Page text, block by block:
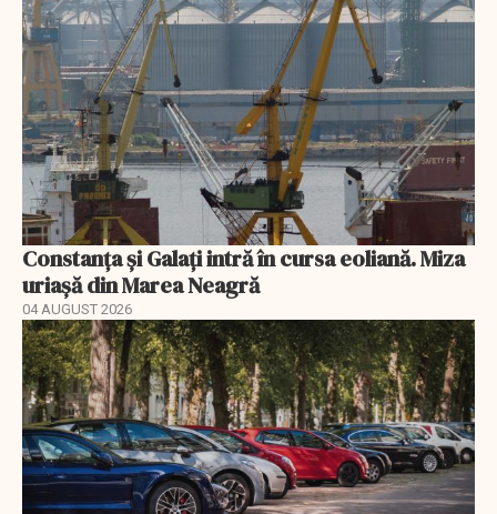
Constanța și Galați intră în cursa eoliană. Miza
uriașă din Marea Neagră
04 AUGUST 2026